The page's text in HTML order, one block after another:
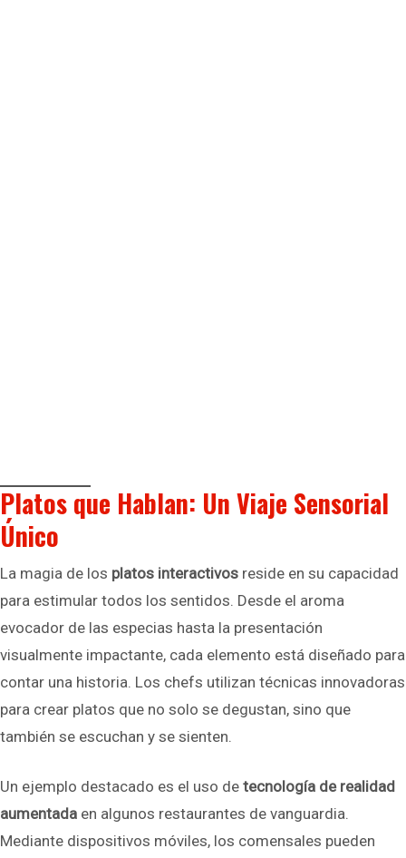
Platos que Hablan: Un Viaje Sensorial
Único
La magia de los platos interactivos reside en su capacidad
para estimular todos los sentidos. Desde el aroma
evocador de las especias hasta la presentación
visualmente impactante, cada elemento está diseñado para
contar una historia. Los chefs utilizan técnicas innovadoras
para crear platos que no solo se degustan, sino que
también se escuchan y se sienten.
Un ejemplo destacado es el uso de tecnología de realidad
aumentada en algunos restaurantes de vanguardia.
Mediante dispositivos móviles, los comensales pueden